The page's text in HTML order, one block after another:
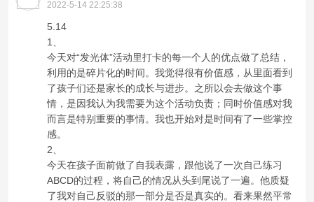
2022-5-14 22:25:38
5.14
1、
今天对“发光体”活动里打卡的每一个人的优点做了总结，
利用的是碎片化的时间。我觉得很有价值感，从里面看到
了孩子们还是家长的成长与进步。之所以会去做这个事
情，是因我认为我需要为这个活动负责；同时价值感对我
而言是特别重要的事情。我也开始对是时间有了一些掌控
感。
2、
今天在孩子面前做了自我表露，跟他说了一次自己练习
ABCD的过程，将自己的情况从头到尾说了一遍。他质疑
了我对自己反驳的那一部分是否是真实的。看来果然平常